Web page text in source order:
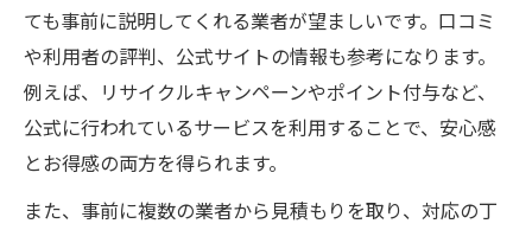
ても事前に説明してくれる業者が望ましいです。口コミ
や利用者の評判、公式サイトの情報も参考になります。
例えば、リサイクルキャンペーンやポイント付与など、
公式に行われているサービスを利用することで、安心感
とお得感の両方を得られます。
また、事前に複数の業者から見積もりを取り、対応の丁